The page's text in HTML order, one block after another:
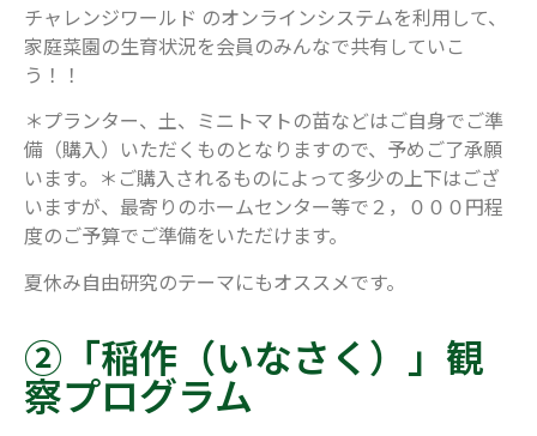
チャレンジワールド のオンラインシステムを利用して、
家庭菜園の生育状況を会員のみんなで共有していこ
う！！
＊プランター、土、ミニトマトの苗などはご自身でご準
備（購入）いただくものとなりますので、予めご了承願
います。＊ご購入されるものによって多少の上下はござ
いますが、最寄りのホームセンター等で２，０００円程
度のご予算でご準備をいただけます。
夏休み自由研究のテーマにもオススメです。
②「稲作（いなさく）」観
察プログラム